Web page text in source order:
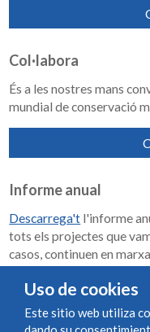
Col·labora
És a les nostres mans
mundial de conservació
Informe anual
Descarrega't l'informe
tots els projectes que
casos, continuen en
Uso de cookies
Este sitio web utiliza